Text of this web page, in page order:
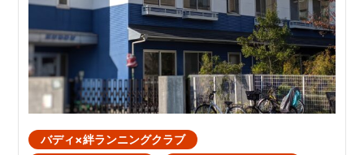
バディ×絆ランニングクラブ